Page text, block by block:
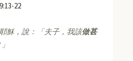
22
穌，說：「夫子，我該做甚